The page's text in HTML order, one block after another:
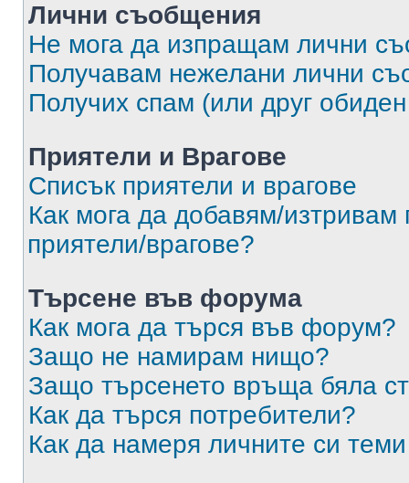
Лични съобщения
Не мога да изпращам лични
Получавам нежелани лични
Получих спам (или друг
Приятели и Врагове
Списък приятели и врагове
Как мога да добавям/изтривам
приятели/врагове?
Търсене във форума
Как мога да търся във форум?
Защо не намирам нищо?
Защо търсенето връща бяла
Как да търся потребители?
Как да намеря личните си